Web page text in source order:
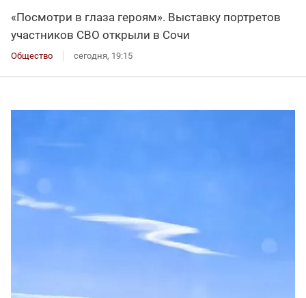
«Посмотри в глаза героям». Выставку портретов
участников СВО открыли в Сочи
Общество сегодня, 19:15